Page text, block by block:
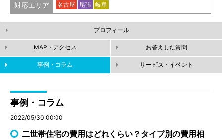
対応エリア 名古屋 尾張 岐阜
プロフィール
MAP・アクセス お答えした質問
事例・コラム サービス・イベント
事例・コラム
2022/05/30 00:00
二世帯住宅の費用はどれくらい？タイプ別の費用相